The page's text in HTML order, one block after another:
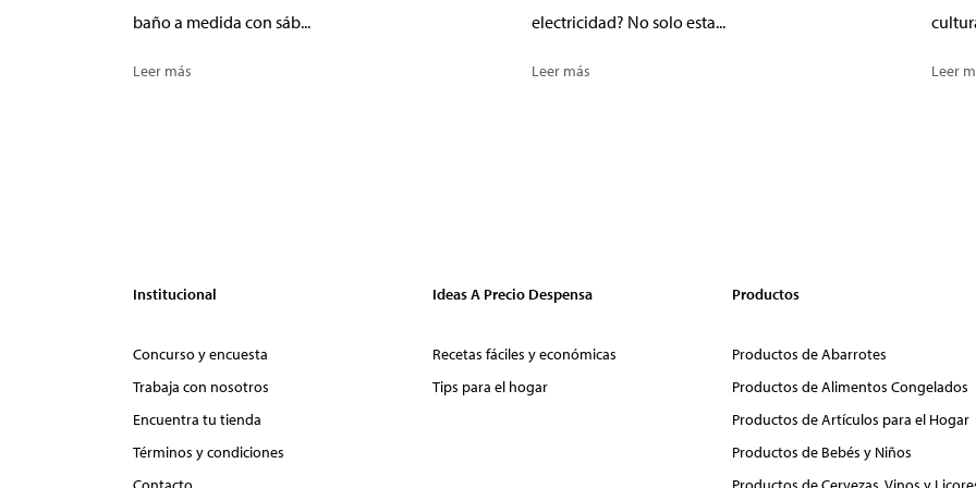
baño a medida con sáb...
Leer más
electricidad? No solo esta...
Leer más Leer
Institucional
Concurso y encuesta
Trabaja con nosotros
Encuentra tu tienda
Términos y condiciones
Ideas A Precio Despensa
Recetas fáciles y económicas
Tips para el hogar
Productos
Productos de Abarrotes
Productos de Alimentos Congelados
Productos de Artículos para el Hogar
Productos de Bebés y Niños